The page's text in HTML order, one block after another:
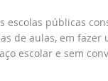
escolas públicas
de aulas, em fazer
escolar e sem